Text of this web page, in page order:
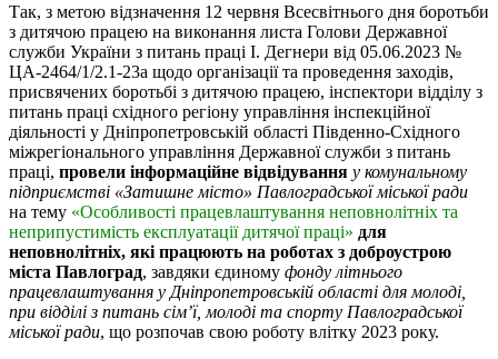
Так, з метою відзначення 12 червня Всесвітнього дня боротьби
з дитячою працею на виконання листа Голови Державної
служби України з питань праці І. Дегнери від 05.06.2023 №
ЦА-2464/1/2.1-23а щодо організації та проведення заходів,
присвячених боротьбі з дитячою працею, інспектори відділу з
питань праці східного регіону управління інспекційної
діяльності у Дніпропетровській області Південно-Східного
міжрегіонального управління Державної служби з питань
праці, провели інформаційне відвідування у комунальному
підприємстві «Затишне місто» Павлоградської міської ради
на тему «Особливості працевлаштування неповнолітніх та
неприпустимість експлуатації дитячої праці» для
неповнолітніх, які працюють на роботах з доброустрою
міста Павлоград, завдяки єдиному фонду літнього
працевлаштування у Дніпропетровській області для молоді,
при відділі з питань сім’ї, молоді та спорту Павлоградської
міської ради, що розпочав свою роботу влітку 2023 року.